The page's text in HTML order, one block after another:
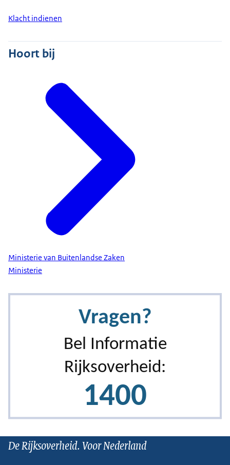
Klacht indienen
Hoort bij
Ministerie van Buitenlandse Zaken
Ministerie
De Rijksoverheid. Voor Nederland